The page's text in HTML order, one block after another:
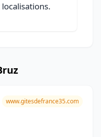
www.gitesdefrance35.com